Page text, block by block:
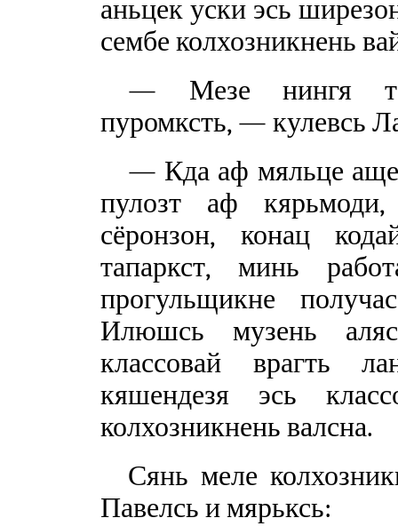
аньцек уски эсь
сембе колхозникнень
— Мезе нингя
пуромксть, — кулевсь
— Кда аф мяльце
пулозт аф
сёронзон, конац
тапаркст, минь
прогульщикне
Илюшсь музень алясь
классовай врагть
кяшендезя эсь
колхозникнень валсна.
Сянь меле
Павелсь и мярьксь: